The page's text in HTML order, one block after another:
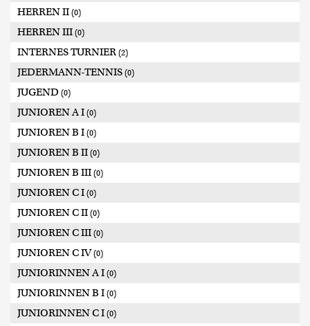
HERREN II (0)
HERREN III (0)
INTERNES TURNIER (2)
JEDERMANN-TENNIS (0)
JUGEND (0)
JUNIOREN A I (0)
JUNIOREN B I (0)
JUNIOREN B II (0)
JUNIOREN B III (0)
JUNIOREN C I (0)
JUNIOREN C II (0)
JUNIOREN C III (0)
JUNIOREN C IV(0)
JUNIORINNEN A I (0)
JUNIORINNEN B I (0)
JUNIORINNEN C I (0)